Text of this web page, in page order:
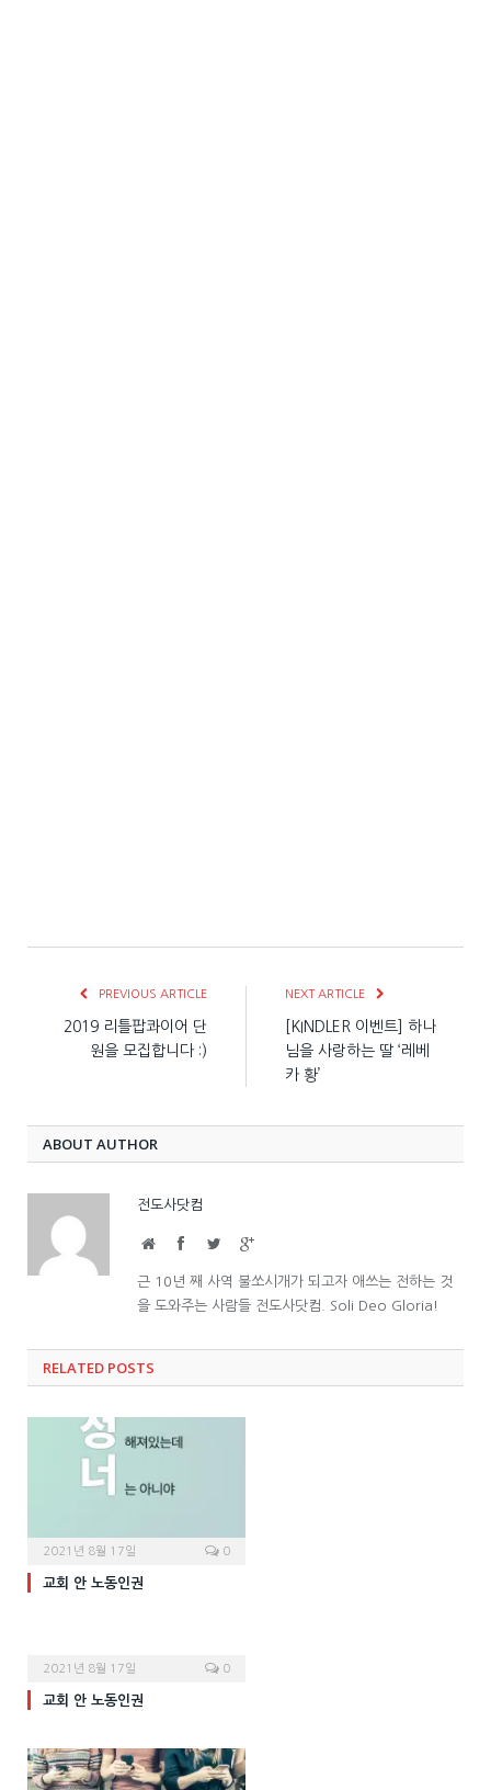
PREVIOUS ARTICLE
2019 리틀팝콰이어 단
원을 모집합니다 :)
NEXT ARTICLE
[KINDLER 이벤트] 하나
님을 사랑하는 딸 ‘레베
카 황’
ABOUT AUTHOR
전도사닷컴
WebsiteFacebook
TwitterGoogle+
근 10년 째 사역 불쏘시개가 되고자 애쓰는 전하는 것
을 도와주는 사람들 전도사닷컴. Soli Deo Gloria!
RELATED POSTS
2021년 8월 17일 0
교회 안 노동인권
2021년 8월 17일 0
교회 안 노동인권